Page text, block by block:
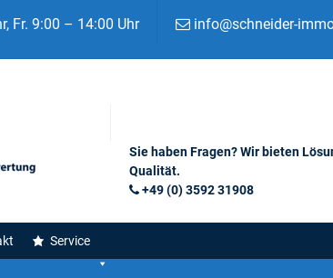
Fr. 9:00 – 14:00 Uhr info@schneider-
Sie haben Fragen? Wir bieten
Qualität.
+49 (0) 3592 31908
Service